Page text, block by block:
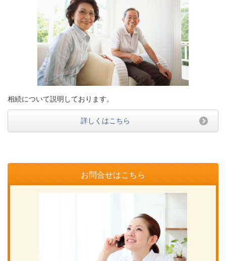
相続について説明しております。
詳しくはこちら
お問合せはこちら